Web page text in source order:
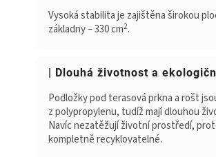
Vysoká stabilita je zajištěna širokou
základny – 330 cm2.
| Dlouhá životnost a
Podložky pod terasová prkna a rošt
z polypropylenu, tudíž mají dlouhou
Navíc nezatěžují životní prostředí,
kompletně recyklovatelné.